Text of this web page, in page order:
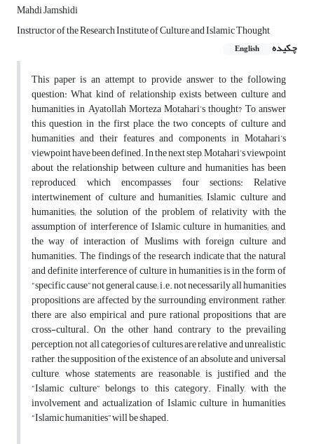
Mahdi Jamshidi
Instructor of the Research Institute of Culture and Islamic Thought
چکیده
English
This paper is an attempt to provide answer to the following
question: What kind of relationship exists between culture and
humanities in Ayatollah Morteza Motahari’s thought? To answer
this question, in the first place, the two concepts of culture and
humanities and their features and components in Motahari’s
viewpoint have been defined. In the next step, Motahari’s viewpoint
about the relationship between culture and humanities has been
reproduced, which encompasses four sections: Relative
intertwinement of culture and humanities; Islamic culture and
humanities; the solution of the problem of relativity with the
assumption of interference of Islamic culture in humanities; and,
the way of interaction of Muslims with foreign culture and
humanities. The findings of the research indicate that the natural
and definite interference of culture in humanities is in the form of
“specific cause” not general cause; i.e. not necessarily all humanities
propositions are affected by the surrounding environment, rather,
there are also empirical and pure rational propositions that are
cross-cultural. On the other hand, contrary to the prevailing
perception, not all categories of cultures are relative and unrealistic,
rather, the supposition of the existence of an absolute and universal
culture, whose statements are reasonable, is justified and the
“Islamic culture” belongs to this category. Finally, with the
involvement and actualization of Islamic culture in humanities,
“Islamic humanities” will be shaped.